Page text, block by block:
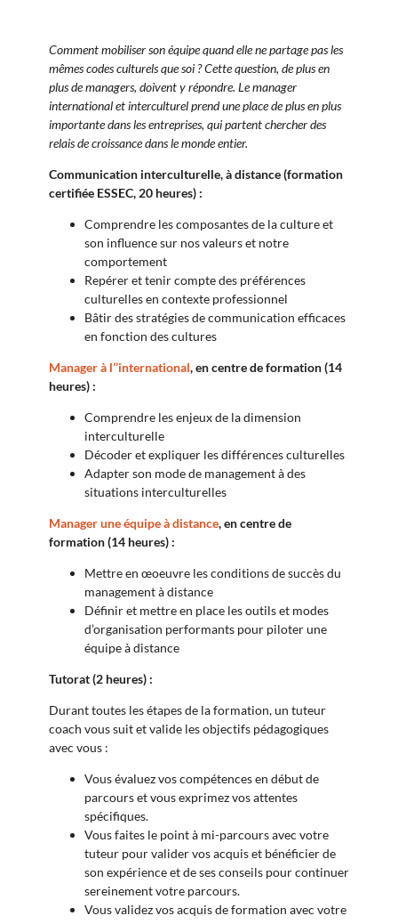
Comment mobiliser son équipe quand elle ne partage pas les
mêmes codes culturels que soi ? Cette question, de plus en
plus de managers, doivent y répondre. Le manager
international et interculturel prend une place de plus en plus
importante dans les entreprises, qui partent chercher des
relais de croissance dans le monde entier.
Communication interculturelle, à distance (formation
certifiée ESSEC, 20 heures) :
Comprendre les composantes de la culture et
son influence sur nos valeurs et notre
comportement
Repérer et tenir compte des préférences
culturelles en contexte professionnel
Bâtir des stratégies de communication efficaces
en fonction des cultures
Manager à l’’international, en centre de formation (14
heures) :
Comprendre les enjeux de la dimension
interculturelle
Décoder et expliquer les différences culturelles
Adapter son mode de management à des
situations interculturelles
Manager une équipe à distance, en centre de
formation (14 heures) :
Mettre en œoeuvre les conditions de succès du
management à distance
Définir et mettre en place les outils et modes
d’organisation performants pour piloter une
équipe à distance
Tutorat (2 heures) :
Durant toutes les étapes de la formation, un tuteur
coach vous suit et valide les objectifs pédagogiques
avec vous :
Vous évaluez vos compétences en début de
parcours et vous exprimez vos attentes
spécifiques.
Vous faites le point à mi-parcours avec votre
tuteur pour valider vos acquis et bénéficier de
son expérience et de ses conseils pour continuer
sereinement votre parcours.
Vous validez vos acquis de formation avec votre